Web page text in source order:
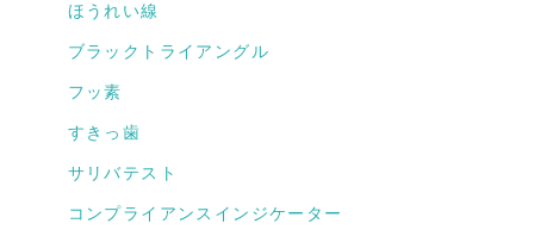
ほうれい線
ブラックトライアングル
フッ素
すきっ歯
サリバテスト
コンプライアンスインジケーター